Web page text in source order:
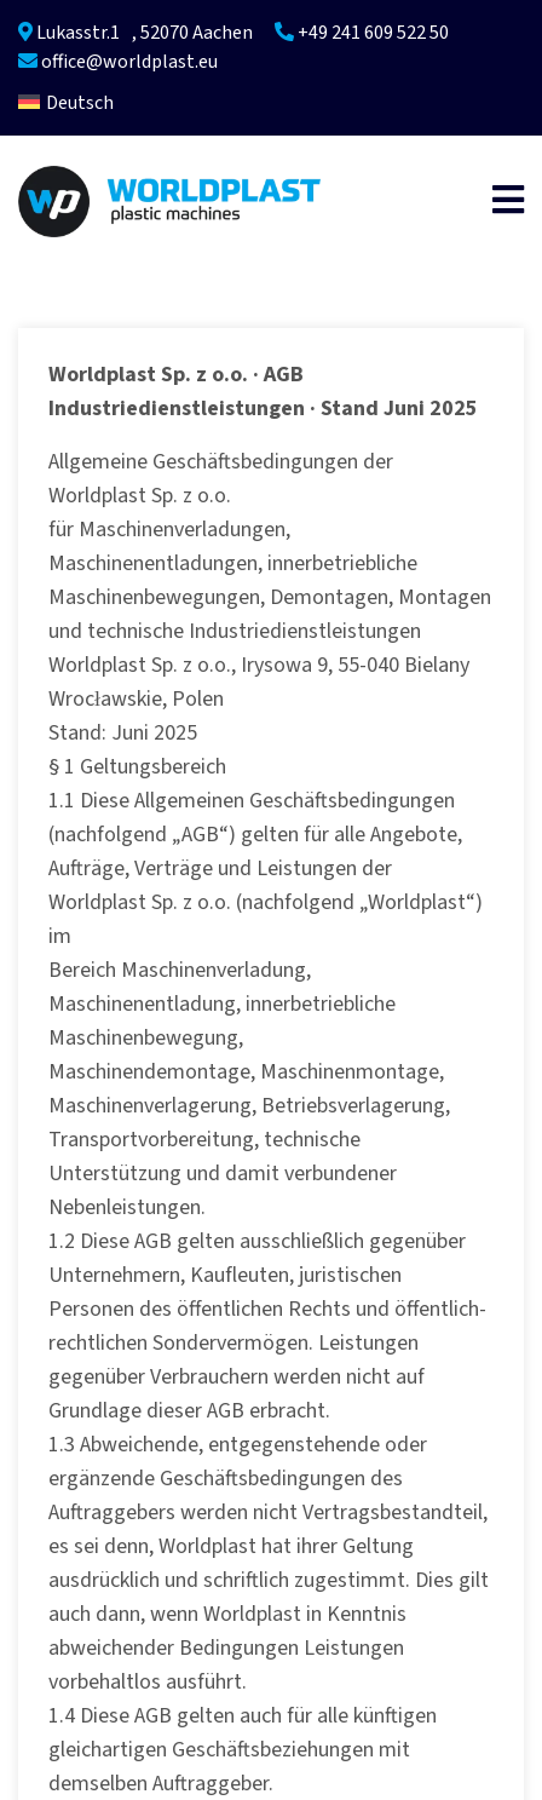
Lukasstr.1 , 52070 Aachen
+49 241 609 522 50
office@worldplast.eu
Deutsch
Worldplast Sp. z o.o. · AGB
Industriedienstleistungen · Stand Juni 2025
Allgemeine Geschäftsbedingungen der
Worldplast Sp. z o.o.
für Maschinenverladungen,
Maschinenentladungen, innerbetriebliche
Maschinenbewegungen, Demontagen, Montagen
und technische Industriedienstleistungen
Worldplast Sp. z o.o., Irysowa 9, 55-040 Bielany
Wrocławskie, Polen
Stand: Juni 2025
§ 1 Geltungsbereich
1.1 Diese Allgemeinen Geschäftsbedingungen
(nachfolgend „AGB“) gelten für alle Angebote,
Aufträge, Verträge und Leistungen der
Worldplast Sp. z o.o. (nachfolgend „Worldplast“)
im
Bereich Maschinenverladung,
Maschinenentladung, innerbetriebliche
Maschinenbewegung,
Maschinendemontage, Maschinenmontage,
Maschinenverlagerung, Betriebsverlagerung,
Transportvorbereitung, technische
Unterstützung und damit verbundener
Nebenleistungen.
1.2 Diese AGB gelten ausschließlich gegenüber
Unternehmern, Kaufleuten, juristischen
Personen des öffentlichen Rechts und öffentlich-
rechtlichen Sondervermögen. Leistungen
gegenüber Verbrauchern werden nicht auf
Grundlage dieser AGB erbracht.
1.3 Abweichende, entgegenstehende oder
ergänzende Geschäftsbedingungen des
Auftraggebers werden nicht Vertragsbestandteil,
es sei denn, Worldplast hat ihrer Geltung
ausdrücklich und schriftlich zugestimmt. Dies gilt
auch dann, wenn Worldplast in Kenntnis
abweichender Bedingungen Leistungen
vorbehaltlos ausführt.
1.4 Diese AGB gelten auch für alle künftigen
gleichartigen Geschäftsbeziehungen mit
demselben Auftraggeber.